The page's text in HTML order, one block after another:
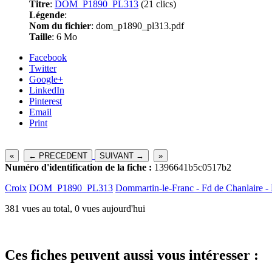
Titre: DOM_P1890_PL313 (21 clics)
Légende:
Nom du fichier: dom_p1890_pl313.pdf
Taille: 6 Mo
Facebook
Twitter
Google+
LinkedIn
Pinterest
Email
Print
« ← PRECEDENT SUIVANT → »
Numéro d'identification de la fiche : 1396641b5c0517b2
Croix DOM_P1890_PL313 Dommartin-le-Franc - Fd de Chanlaire -
381 vues au total, 0 vues aujourd'hui
Ces fiches peuvent aussi vous intéresser :